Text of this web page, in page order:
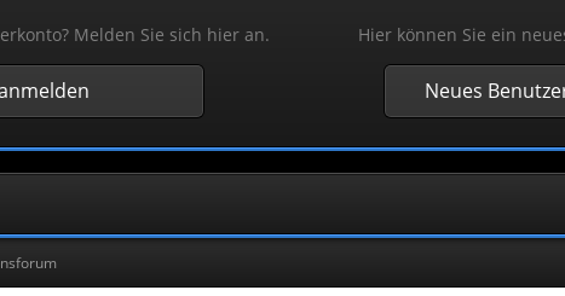
Melden Sie sich hier an. Hier können Sie ein
Neues